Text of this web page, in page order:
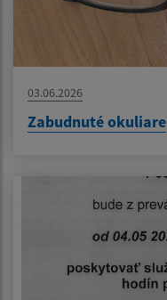
03.06.2026
Zabudnuté okuliare